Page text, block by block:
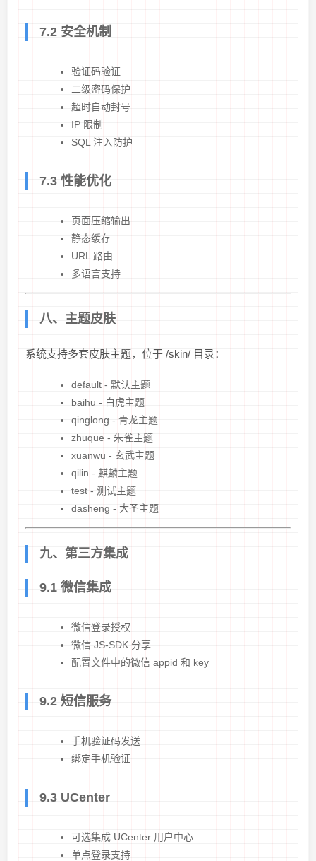
7.2 安全机制
验证码验证
二级密码保护
超时自动封号
IP 限制
SQL 注入防护
7.3 性能优化
页面压缩输出
静态缓存
URL 路由
多语言支持
八、主题皮肤
系统支持多套皮肤主题，位于 /skin/ 目录：
default - 默认主题
baihu - 白虎主题
qinglong - 青龙主题
zhuque - 朱雀主题
xuanwu - 玄武主题
qilin - 麒麟主题
test - 测试主题
dasheng - 大圣主题
九、第三方集成
9.1 微信集成
微信登录授权
微信 JS-SDK 分享
配置文件中的微信 appid 和 key
9.2 短信服务
手机验证码发送
绑定手机验证
9.3 UCenter
可选集成 UCenter 用户中心
单点登录支持